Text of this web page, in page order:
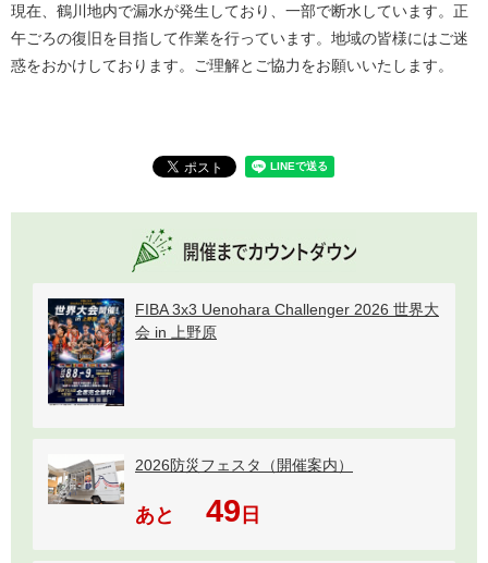
現在、鶴川地内で漏水が発生しており、一部で断水しています。正
午ごろの復旧を目指して作業を行っています。地域の皆様にはご迷
惑をおかけしております。ご理解とご協力をお願いいたします。
FIBA 3x3 Uenohara Challenger 2026 世界大
会 in 上野原
2026防災フェスタ（開催案内）
あと 49 日